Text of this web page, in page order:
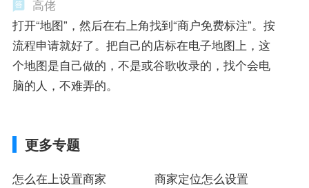
高佬
打开“地图”，然后在右上角找到“商户免费标注”。按
流程申请就好了。把自己的店标在电子地图上，这
个地图是自己做的，不是或谷歌收录的，找个会电
脑的人，不难弄的。
更多专题
怎么在上设置商家
商家定位怎么设置